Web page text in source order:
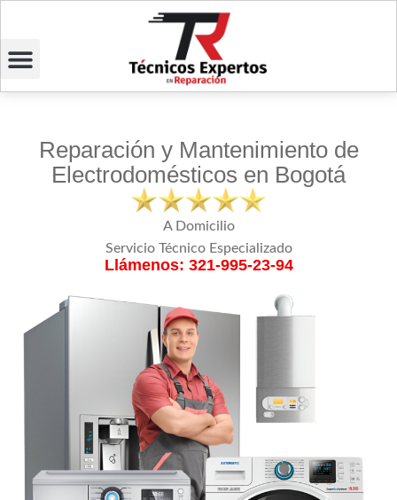
Reparación y Mantenimiento de
Electrodomésticos en Bogotá
A Domicilio
Servicio Técnico Especializado
Llámenos: 321-995-23-94